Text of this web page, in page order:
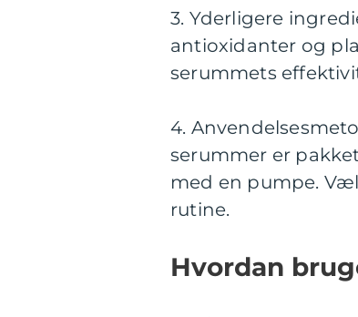
3. Yderligere
antioxidanter og
serummets
4.
serummer er
med en pumpe.
rutine.
Hvordan